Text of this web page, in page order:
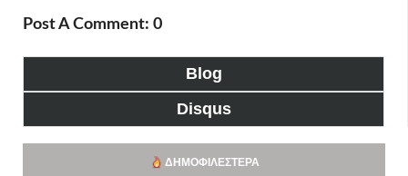
Post A Comment: 0
Blog
Disqus
ΔΗΜΟΦΙΛΈΣΤΕΡΑ